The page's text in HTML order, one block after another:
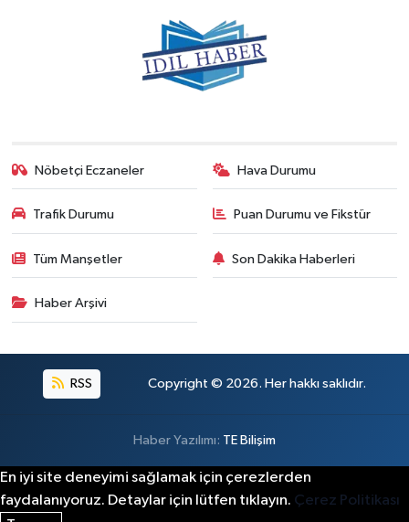
Nöbetçi Eczaneler Hava Durumu
Trafik Durumu Puan Durumu ve Fikstür
Tüm Manşetler Son Dakika Haberleri
Haber Arşivi
RSS Copyright © 2026. Her hakkı saklıdır.
Haber Yazılımı: TE Bilişim
En iyi site deneyimi sağlamak için çerezlerden
faydalanıyoruz. Detaylar için lütfen tıklayın. Çerez Politikası